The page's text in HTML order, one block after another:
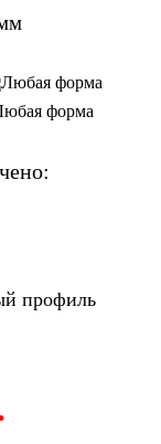
форма
профиль